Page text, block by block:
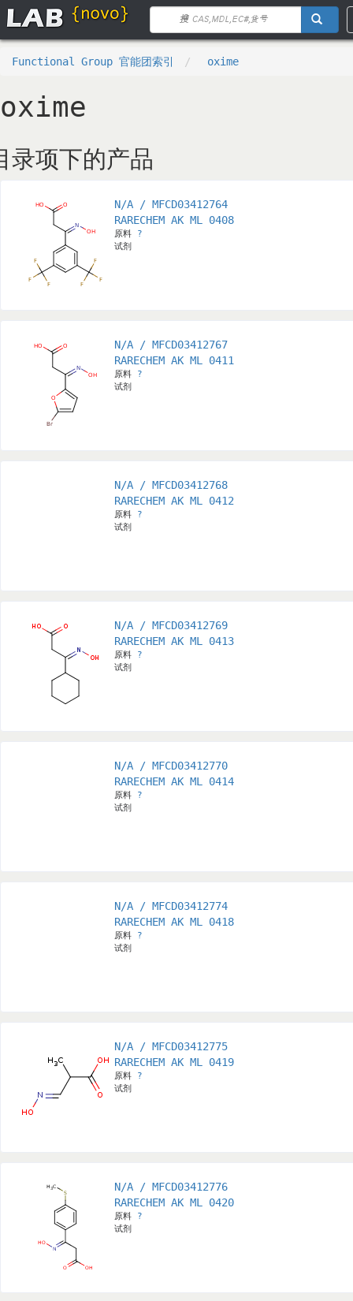
Functional Group 官能团索引 oxime
oxime
录项下的产品
N/A / MFCD03412764
RARECHEM AK ML 0408
原料 ?
试剂
N/A / MFCD03412767
RARECHEM AK ML 0411
原料 ?
试剂
N/A / MFCD03412768
RARECHEM AK ML 0412
原料 ?
试剂
N/A / MFCD03412769
RARECHEM AK ML 0413
原料 ?
试剂
N/A / MFCD03412770
RARECHEM AK ML 0414
原料 ?
试剂
N/A / MFCD03412774
RARECHEM AK ML 0418
原料 ?
试剂
N/A / MFCD03412775
RARECHEM AK ML 0419
原料 ?
试剂
N/A / MFCD03412776
RARECHEM AK ML 0420
原料 ?
试剂